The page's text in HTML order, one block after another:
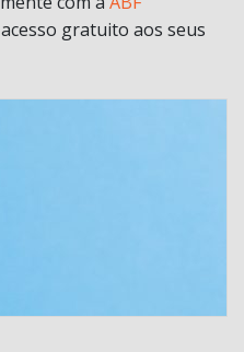
gratuito aos seus